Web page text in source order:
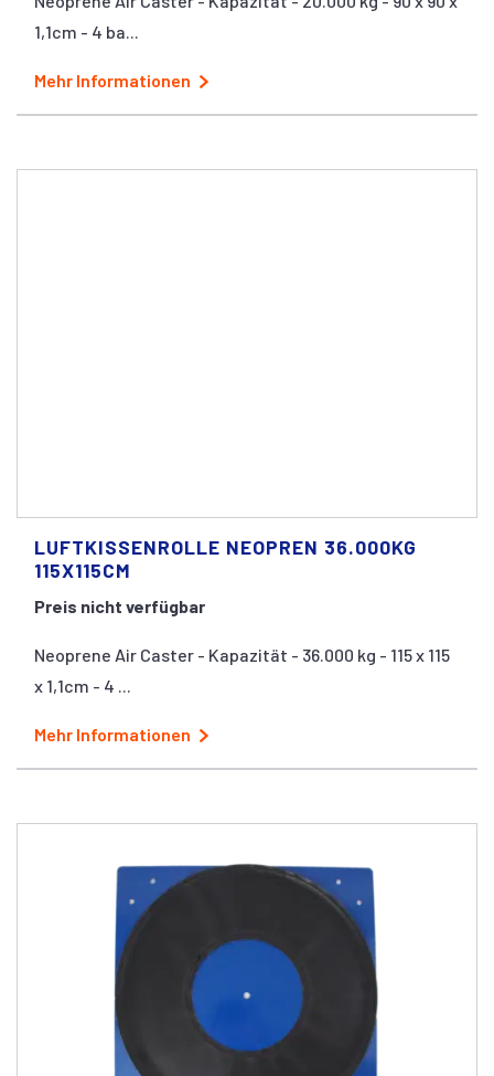
1,1cm - 4 ba...
Mehr Informationen
LUFTKISSENROLLE NEOPREN 36.000KG
115X115CM
Preis nicht verfügbar
Neoprene Air Caster - Kapazität - 36.000 kg - 115 x 115
x 1,1cm - 4 ...
Mehr Informationen